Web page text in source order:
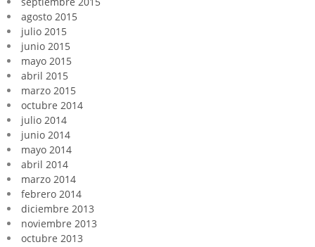
agosto 2015
julio 2015
junio 2015
mayo 2015
abril 2015
marzo 2015
octubre 2014
julio 2014
junio 2014
mayo 2014
abril 2014
marzo 2014
febrero 2014
diciembre 2013
noviembre 2013
octubre 2013